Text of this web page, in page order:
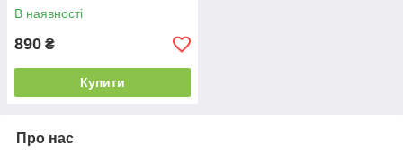
В наявності
890 ₴
Купити
Про нас